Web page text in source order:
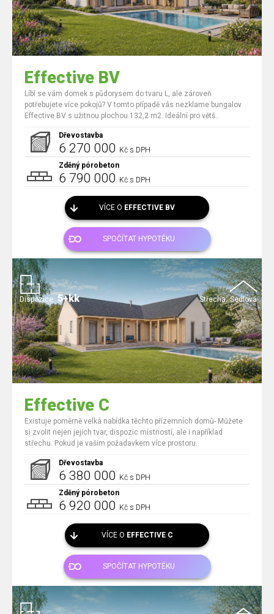
Effective BV
Líbí se vám domek s půdorysem do tvaru L, ale zároveň
potřebujete více pokojů? V tomto případě vás nezklame bungalov
Effective BV s užitnou plochou 132,2 m2. Ideální pro větš..
Dřevostavba
6 270 000 Kč s DPH
Zděný pórobeton
6 790 000 Kč s DPH
VÍCE O EFFECTIVE BV
SPOČÍTAT HYPOTÉKU
Střecha: Sedlová
Dispozice: 5+kk
Effective C
Existuje poměrně velká nabídka těchto přízemních domů- Můžete
si zvolit nejen jejich tvar, dispozic místností, ale i například
střechu. Pokud je vašim požadavkem více prostoru..
Dřevostavba
6 380 000 Kč s DPH
Zděný pórobeton
6 920 000 Kč s DPH
VÍCE O EFFECTIVE C
SPOČÍTAT HYPOTÉKU